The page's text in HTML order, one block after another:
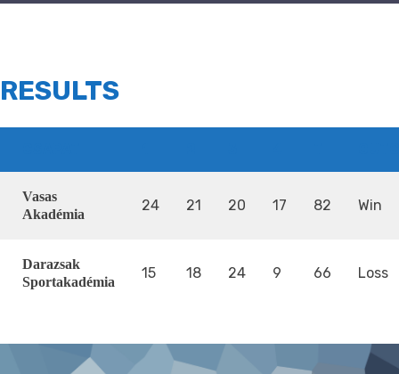
RESULTS
Vasas
Akadémia
24 21 20 17 82 Win
Darazsak
Sportakadémia
15 18 24 9 66 Loss